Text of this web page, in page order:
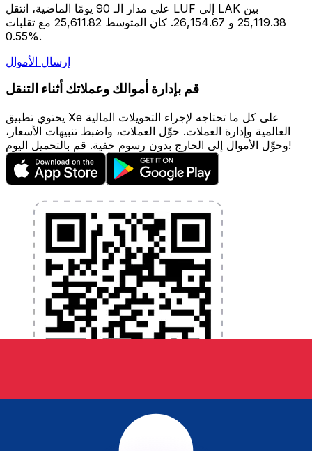
على مدار الـ 90 يومًا الماضية، انتقل LUF إلى LAK بين
25,119.38 و 26,154.67. كان المتوسط 25,611.82 مع تقلبات
0.55%.
إرسال الأموال
قم بإدارة أموالك وعملاتك أثناء التنقل
يحتوي تطبيق Xe على كل ما تحتاجه لإجراء التحويلات المالية
العالمية وإدارة العملات. حوِّل العملات، واضبط تنبيهات الأسعار،
وحوِّل الأموال إلى الخارج بدون رسوم خفية. قم بالتحميل اليوم!